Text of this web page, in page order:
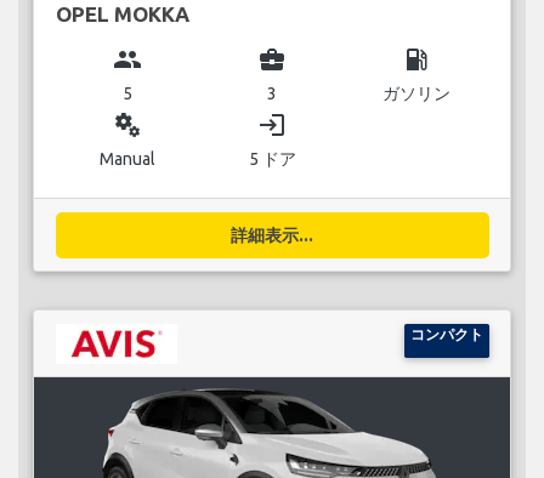
OPEL MOKKA
group
5
business_center
3
local_gas_station
ガソリン
miscellaneous_services
Manual
login
5 ドア
詳細表示...
コンパクト